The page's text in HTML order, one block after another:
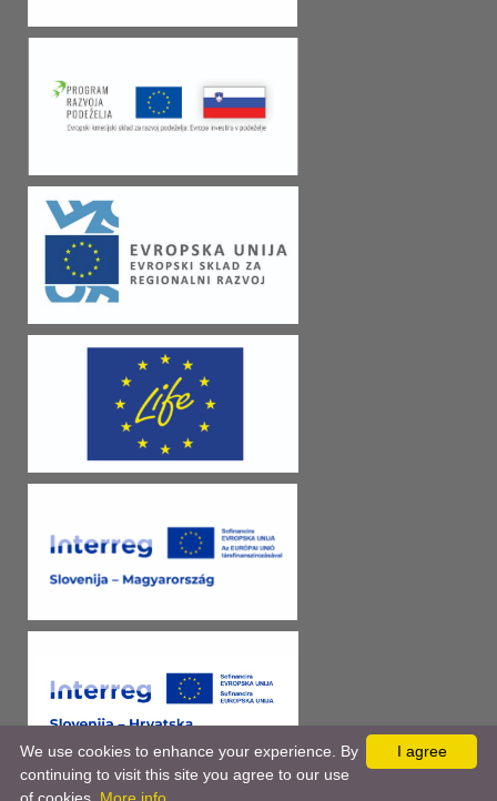
I agree
We use cookies to enhance your experience. By
continuing to visit this site you agree to our use